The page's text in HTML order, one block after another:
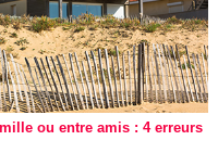
ou entre amis : 4 erreurs